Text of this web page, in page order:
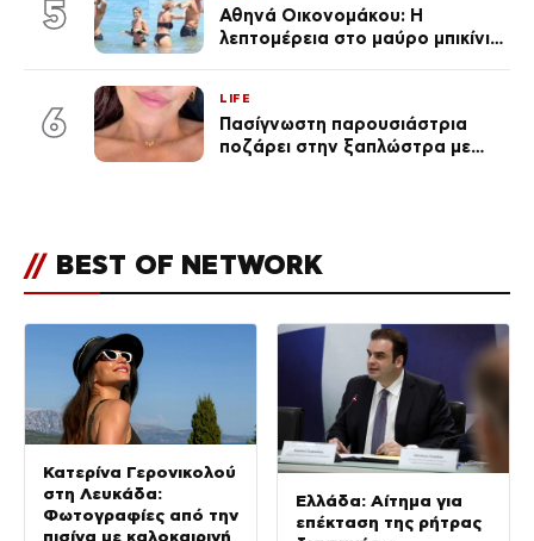
5
Αθηνά Οικονομάκου: Η
λεπτομέρεια στο μαύρο μπικίνι
(φωτογραφίες)
6
LIFE
Πασίγνωστη παρουσιάστρια
ποζάρει στην ξαπλώστρα με
// BEST OF NETWORK
Κατερίνα Γερονικολού
στη Λευκάδα:
Φωτογραφίες από την
πισίνα με καλοκαιρινή
Ελλάδα: Αίτημα για
επέκταση της ρήτρας